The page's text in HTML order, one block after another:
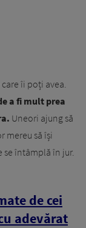
îi poți avea.
a fi mult prea
Uneori ajung să
mereu să își
se întâmplă în jur.
de cei
adevărat